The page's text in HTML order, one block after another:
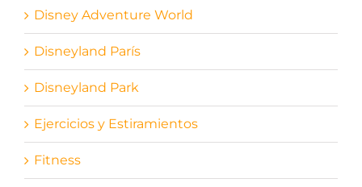
Disney Adventure World
Disneyland París
Disneyland Park
Ejercicios y Estiramientos
Fitness